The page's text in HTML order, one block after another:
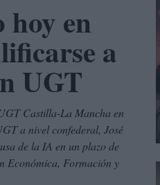
hoy en
a
UGT
Castilla-La Mancha en
a nivel confederal, José
de la IA en un plazo de
Económica, Formación y